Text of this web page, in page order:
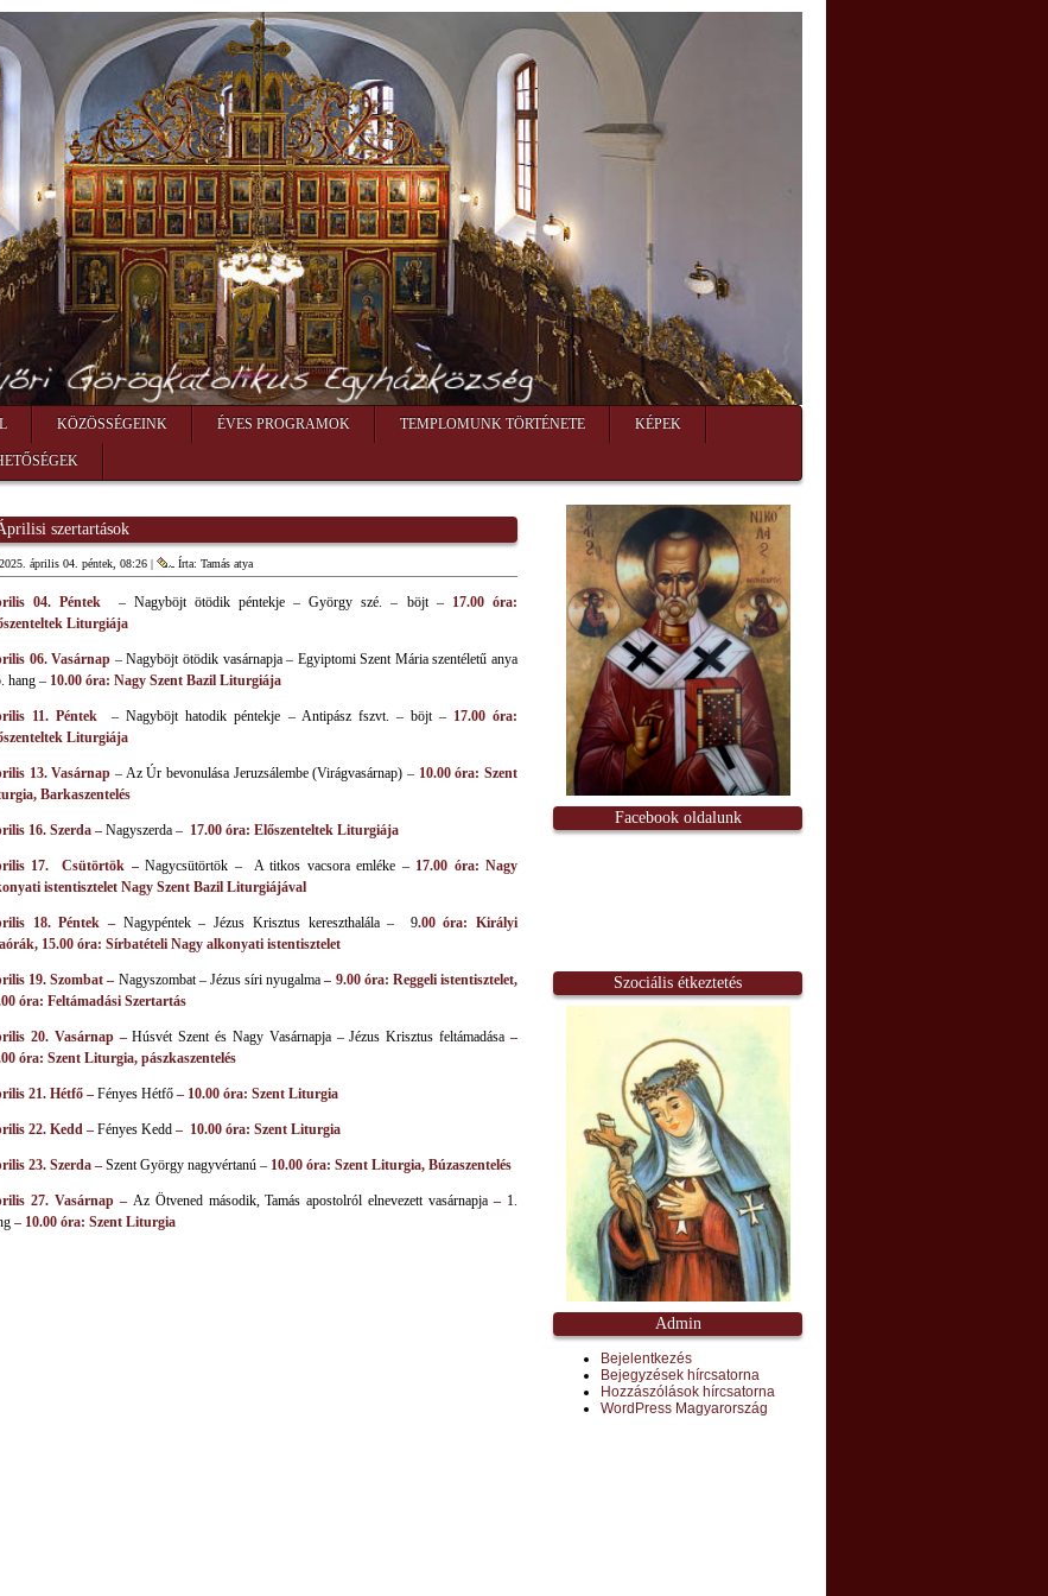
KÖZÖSSÉGEINK ÉVES PROGRAMOK TEMPLOMUNK TÖRTÉNETE KÉPEK
szertartások
2025. április 04. péntek, 08:26 | Írta: Tamás atya
04. Péntek – Nagyböjt ötödik péntekje – György szé. – böjt – 17.00 óra:
Liturgiája
06. Vasárnap – Nagyböjt ötödik vasárnapja – Egyiptomi Szent Mária szentéletű anya
hang – 10.00 óra: Nagy Szent Bazil Liturgiája
11. Péntek – Nagyböjt hatodik péntekje – Antipász fszvt. – böjt – 17.00 óra:
Liturgiája
13. Vasárnap – Az Úr bevonulása Jeruzsálembe (Virágvasárnap) – 10.00 óra: Szent
Barkaszentelés
16. Szerda – Nagyszerda – 17.00 óra: Előszenteltek Liturgiája
17. Csütörtök –Nagycsütörtök – A titkos vacsora emléke – 17.00 óra: Nagy
istentisztelet Nagy Szent Bazil Liturgiájával
18. Péntek – Nagypéntek – Jézus Krisztus kereszthalála – 9.00 óra: Királyi
15.00 óra: Sírbatételi Nagy alkonyati istentisztelet
19. Szombat – Nagyszombat – Jézus síri nyugalma – 9.00 óra: Reggeli istentisztelet,
óra: Feltámadási Szertartás
20. Vasárnap –Húsvét Szent és Nagy Vasárnapja – Jézus Krisztus feltámadása –
óra: Szent Liturgia, pászkaszentelés
21. Hétfő – Fényes Hétfő – 10.00 óra: Szent Liturgia
22. Kedd – Fényes Kedd – 10.00 óra: Szent Liturgia
23. Szerda – Szent György nagyvértanú – 10.00 óra: Szent Liturgia, Búzaszentelés
27. Vasárnap – Az Ötvened második, Tamás apostolról elnevezett vasárnapja– 1.
– 10.00 óra: Szent Liturgia
Facebook oldalunk
Szociális étkeztetés
Admin
Bejelentkezés
Bejegyzések hírcsatorna
Hozzászólások hírcsatorna
WordPress Magyarország